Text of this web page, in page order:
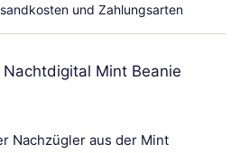
und Zahlungsarten
Mint Beanie
Nachzügler aus der Mint